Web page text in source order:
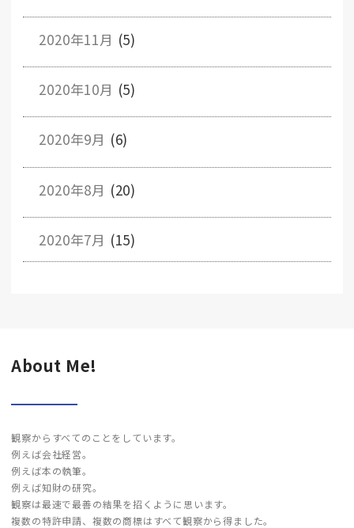
2020年11月 (5)
2020年10月 (5)
2020年9月 (6)
2020年8月 (20)
2020年7月 (15)
About Me!
観察からすべてのことをしています。
例えば会社経営。
例えば本の執筆。
例えば知財の研究。
観察は最速で最善の結果を招くように思います。
複数の特許申請、複数の商標はすべて観察から得ました。